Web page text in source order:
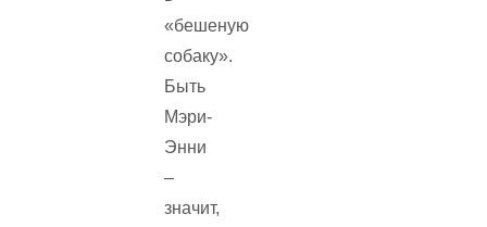
«бешеную
собаку».
Быть
Мэри-
Энни
–
значит,